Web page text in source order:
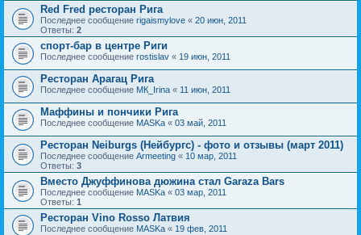
Red Fred ресторан Рига
Последнее сообщение rigaismylove « 20 июн, 2011
Ответы: 2
спорт-бар в центре Риги
Последнее сообщение rostislav « 19 июн, 2011
Ресторан Арагац Рига
Последнее сообщение MК_Irina « 11 июн, 2011
Маффины и пончики Рига
Последнее сообщение MASKa « 03 май, 2011
Ресторан Neiburgs (Нейбургс) - фото и отзывы (март 2011)
Последнее сообщение Armeeting « 10 мар, 2011
Ответы: 3
Вместо Джуффинова дюжина стал Garaza Bars
Последнее сообщение MASKa « 03 мар, 2011
Ответы: 1
Ресторан Vino Rosso Латвия
Последнее сообщение MASKa « 19 фев, 2011